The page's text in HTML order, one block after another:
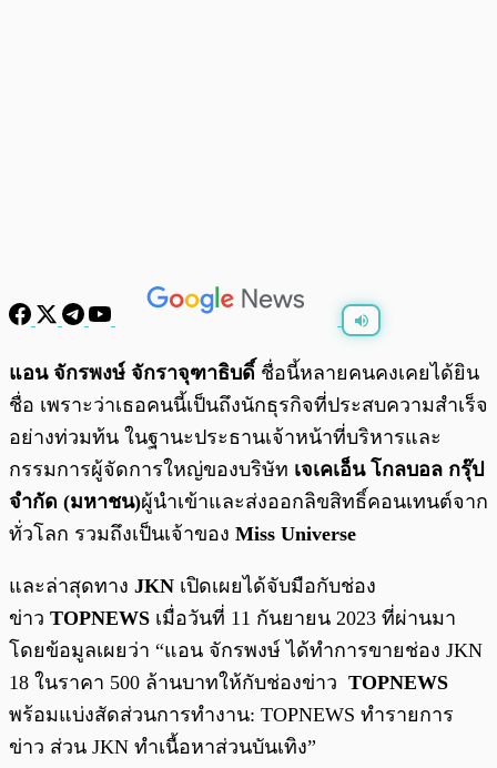
พร้อมเล่น 0:00
แอน จักรพงษ์ จักราจุฑาธิบดิ์ ชื่อนี้หลายคนคงเคยได้ยิน
ชื่อ เพราะว่าเธอคนนี้เป็นถึงนักธุรกิจที่ประสบความสำเร็จ
อย่างท่วมท้น ในฐานะประธานเจ้าหน้าที่บริหารและ
กรรมการผู้จัดการใหญ่ของบริษัท เจเคเอ็น โกลบอล กรุ๊ป
จำกัด (มหาชน)ผู้นำเข้าและส่งออกลิขสิทธิ์คอนเทนต์จาก
ทั่วโลก รวมถึงเป็นเจ้าของ Miss Universe
และล่าสุดทาง JKN เปิดเผยได้จับมือกับช่อง
ข่าว TOPNEWS เมื่อวันที่ 11 กันยายน 2023 ที่ผ่านมา
โดยข้อมูลเผยว่า “แอน จักรพงษ์ ได้ทำการขายช่อง JKN
18 ในราคา 500 ล้านบาทให้กับช่องข่าว TOPNEWS
พร้อมแบ่งสัดส่วนการทำงาน: TOPNEWS ทำรายการ
ข่าว ส่วน JKN ทำเนื้อหาส่วนบันเทิง”